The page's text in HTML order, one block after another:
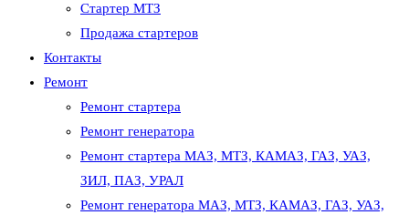
Стартер МТЗ
Продажа стартеров
Контакты
Ремонт
Ремонт стартера
Ремонт генератора
Ремонт стартера МАЗ, МТЗ, КАМАЗ, ГАЗ, УАЗ,
ЗИЛ, ПАЗ, УРАЛ
Ремонт генератора МАЗ, МТЗ, КАМАЗ, ГАЗ, УАЗ,